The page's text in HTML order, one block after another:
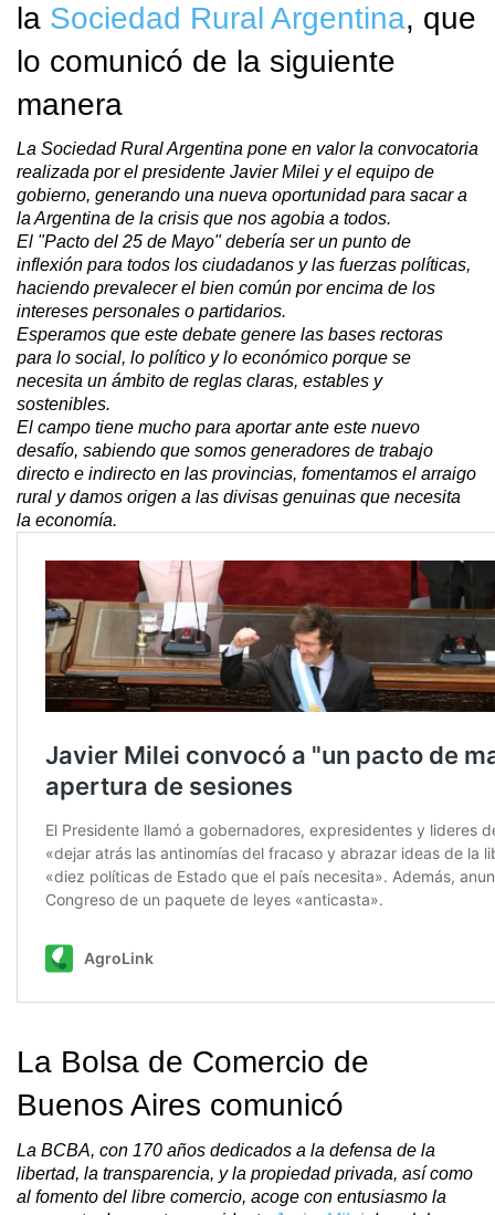
la Sociedad Rural Argentina, que
lo comunicó de la siguiente
manera
La Sociedad Rural Argentina pone en valor la convocatoria
realizada por el presidente Javier Milei y el equipo de
gobierno, generando una nueva oportunidad para sacar a
la Argentina de la crisis que nos agobia a todos.
El "Pacto del 25 de Mayo" debería ser un punto de
inflexión para todos los ciudadanos y las fuerzas políticas,
haciendo prevalecer el bien común por encima de los
intereses personales o partidarios.
Esperamos que este debate genere las bases rectoras
para lo social, lo político y lo económico porque se
necesita un ámbito de reglas claras, estables y
sostenibles.
El campo tiene mucho para aportar ante este nuevo
desafío, sabiendo que somos generadores de trabajo
directo e indirecto en las provincias, fomentamos el arraigo
rural y damos origen a las divisas genuinas que necesita
la economía.
La Bolsa de Comercio de
Buenos Aires comunicó
La BCBA, con 170 años dedicados a la defensa de la
libertad, la transparencia, y la propiedad privada, así como
al fomento del libre comercio, acoge con entusiasmo la